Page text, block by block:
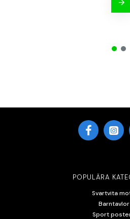
POPULÄRA
Svartvita
Barntavlor
Sport